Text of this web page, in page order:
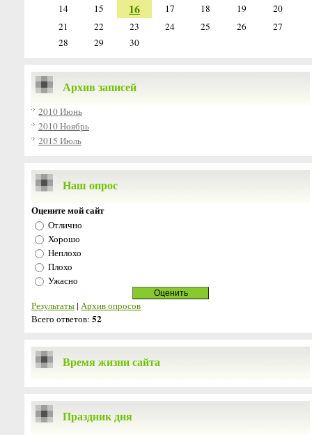
14
15 16 17 18 19
20
21
22 23 24 25 26
27
28
29 30
Архив записей
2010 Июнь
2010 Ноябрь
2015 Июль
Наш опрос
Оцените мой сайт
Отлично
Хорошо
Неплохо
Плохо
Ужасно
Результаты| Архив опросов
Всего ответов: 52
Время жизни сайта
Праздник дня